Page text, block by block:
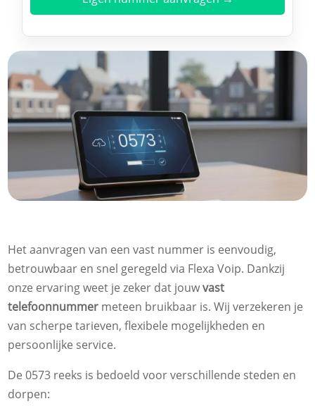
Het aanvragen van een vast nummer is eenvoudig,
betrouwbaar en snel geregeld via Flexa Voip. Dankzij
onze ervaring weet je zeker dat jouwvast
telefoonnummer meteen bruikbaar is. Wij verzekeren je
van scherpe tarieven, flexibele mogelijkheden en
persoonlijke service.
De 0573 reeks is bedoeld voor verschillende steden en
dorpen: